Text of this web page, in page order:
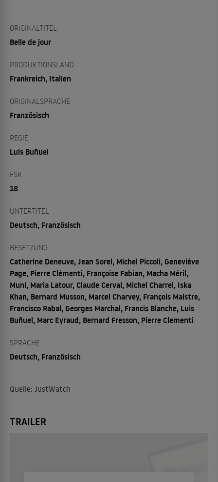
ORIGINALTITEL
Belle de jour
PRODUKTIONSLAND
Frankreich, Italien
ORIGINALSPRACHE
Französisch
REGIE
Luis Buñuel
FSK
18
UNTERTITEL
Deutsch, Französisch
BESETZUNG
Catherine Deneuve, Jean Sorel, Michel Piccoli, Geneviève
Page, Pierre Clémenti, Françoise Fabian, Macha Méril,
Muni, Maria Latour, Claude Cerval, Michel Charrel, Iska
Khan, Bernard Musson, Marcel Charvey, François Maistre,
Francisco Rabal, Georges Marchal, Francis Blanche, Luis
Buñuel, Marc Eyraud, Bernard Fresson, Pierre Clementi
SPRACHE
Deutsch, Französisch
Quelle: JustWatch
TRAILER